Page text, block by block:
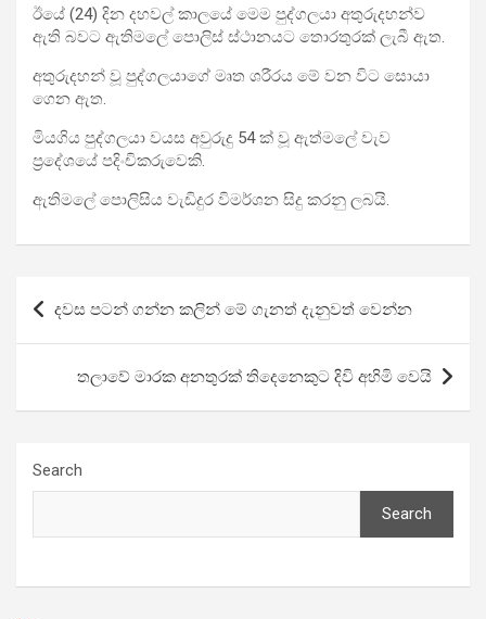
ඊයේ (24) දින දහවල් කාලයේ මෙම පුද්ගලයා අතුරුදහන්ව
ඇති බවට ඇතිමලේ පොලිස් ස්ථානයට තොරතුරක් ලැබී ඇත.
අතුරුදහන් වූ පුද්ගලයාගේ මෘත ශරීරය මේ වන විට සොයා
ගෙන ඇත.
මියගිය පුද්ගලයා වයස අවුරුදු‍ 54 ක් වූ ඇත්මලේ වැව
ප්‍රදේශයේ පදිංචිකරුවෙකි.
ඇතිමලේ පොලිසිය වැඩිදුර විමර්ශන සිදු කරනු ලබයි.
Post
navigation
දවස පටන් ගන්න කලින් මේ ගැනත් දැනුවත් වෙන්න
තලාවේ මාරක අනතුරක් තිදෙනෙකුට දිවි අහිමි වෙයි
Search
Search